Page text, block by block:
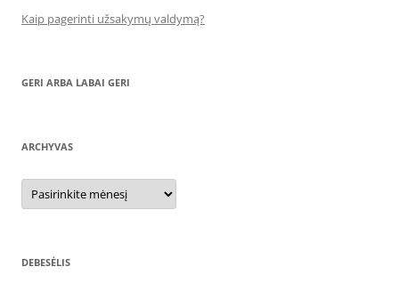
Kaip pagerinti užsakymų valdymą?
GERI ARBA LABAI GERI
ARCHYVAS
Archyvas
DEBESĖLIS